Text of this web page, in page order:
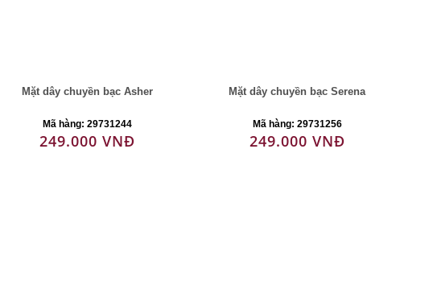
Mặt dây chuyền bạc Asher
Mã hàng: 29731244
249.000 VNĐ
Mặt dây chuyền bạc Serena
Mã hàng: 29731256
249.000 VNĐ